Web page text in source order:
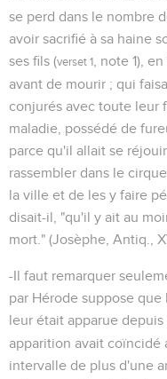
se perd dans le nombre
avoir sacrifié à sa haine
ses fils (verset 1
, note 1),
avant de mourir ; qui
conjurés avec toute leur
maladie, possédé de
parce qu'il allait se
rassembler dans le
la ville et de les y faire
disait-il, "qu'il y ait au
mort." (Josèphe, Antiq.,
-Il faut remarquer
par Hérode suppose
leur était apparue
apparition avait coïncidé
intervalle de plus d'une